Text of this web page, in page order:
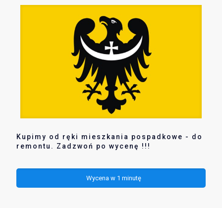
Kupimy od ręki mieszkania pospadkowe - do
remontu. Zadzwoń po wycenę !!!
Wycena w 1 minutę